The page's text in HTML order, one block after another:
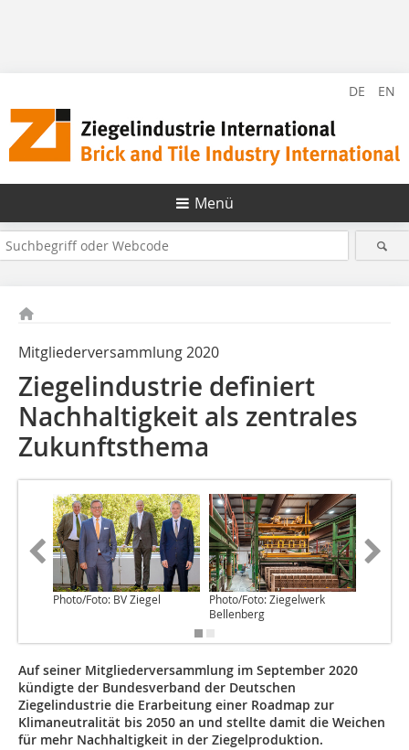
DE EN
Menü
Mitgliederversammlung 2020
Ziegelindustrie definiert
Nachhaltigkeit als zentrales
Zukunftsthema
Photo/Foto: BV Ziegel
Photo/Foto: Ziegelwerk
Bellenberg
Auf seiner Mitgliederversammlung im September 2020
kündigte der Bundesverband der Deutschen
Ziegelindustrie die Erarbeitung einer Roadmap zur
Klimaneutralität bis 2050 an und stellte damit die Weichen
für mehr Nachhaltigkeit in der Ziegelproduktion.